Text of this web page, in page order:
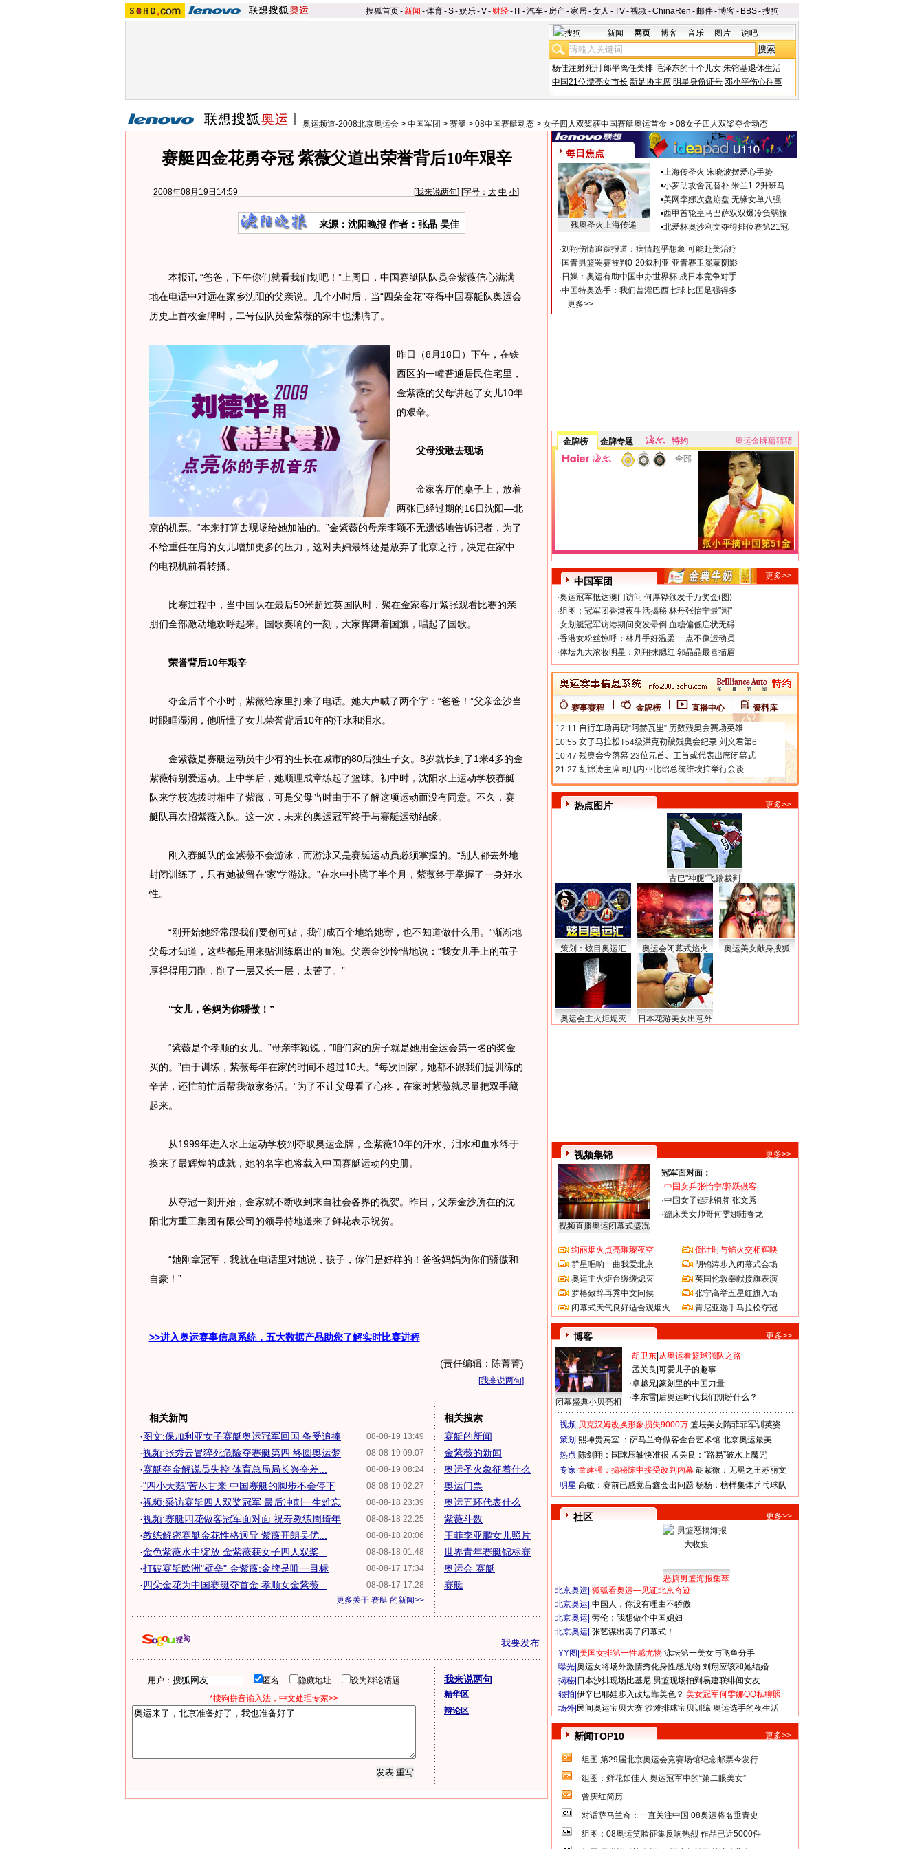
搜狐首页-新闻 -体育-S-娱乐-V- 财经- IT-汽车- 房产-家居-女人 -TV-视频-ChinaRen -邮件-博客- BBS-搜狗
新闻 网页 博客 音乐 图片 说吧
杨佳注射死刑 郎平离任美排 毛泽东的十个儿女 朱镕基退休生活
中国21位漂亮女市长 新足协主席 明星身份证号 邓小平伤心往事
奥运频道-2008北京奥运会 > 中国军团 > 赛艇 > 08中国赛艇动态 > 女子四人双桨获中国赛艇奥运首金 > 08女子四人双桨夺金动态
赛艇四金花勇夺冠 紫薇父道出荣誉背后10年艰辛
2008年08月19日14:59 [我来说两句] [字号： 大 中 小]
来源：沈阳晚报 作者：张晶 吴佳
本报讯 “爸爸，下午你们就看我们划吧！”上周日，中国赛艇队队员金紫薇信心满满
地在电话中对远在家乡沈阳的父亲说。几个小时后，当“四朵金花”夺得中国赛艇队奥运会
历史上首枚金牌时，二号位队员金紫薇的家中也沸腾了。
昨日（8月18日）下午，在铁
西区的一幢普通居民住宅里，
金紫薇的父母讲起了女儿10年
的艰辛。
父母没敢去现场
金家客厅的桌子上，放着
两张已经过期的16日沈阳—北
京的机票。“本来打算去现场给她加油的。”金紫薇的母亲李颖不无遗憾地告诉记者，为了
不给重任在肩的女儿增加更多的压力，这对夫妇最终还是放弃了北京之行，决定在家中
的电视机前看转播。
比赛过程中，当中国队在最后50米超过英国队时，聚在金家客厅紧张观看比赛的亲
朋们全部激动地欢呼起来。国歌奏响的一刻，大家挥舞着国旗，唱起了国歌。
荣誉背后10年艰辛
夺金后半个小时，紫薇给家里打来了电话。她大声喊了两个字：“爸爸！”父亲金沙当
时眼眶湿润，他听懂了女儿荣誉背后10年的汗水和泪水。
金紫薇是赛艇运动员中少有的生长在城市的80后独生子女。8岁就长到了1米4多的金
紫薇特别爱运动。上中学后，她顺理成章练起了篮球。初中时，沈阳水上运动学校赛艇
队来学校选拔时相中了紫薇，可是父母当时由于不了解这项运动而没有同意。不久，赛
艇队再次招紫薇入队。这一次，未来的奥运冠军终于与赛艇运动结缘。
刚入赛艇队的金紫薇不会游泳，而游泳又是赛艇运动员必须掌握的。“别人都去外地
封闭训练了，只有她被留在‘家’学游泳。”在水中扑腾了半个月，紫薇终于掌握了一身好水
性。
“刚开始她经常跟我们要创可贴，我们成百个地给她寄，也不知道做什么用。”渐渐地
父母才知道，这些都是用来贴训练磨出的血泡。父亲金沙怜惜地说：“我女儿手上的茧子
厚得得用刀削，削了一层又长一层，太苦了。”
“女儿，爸妈为你骄傲！”
“紫薇是个孝顺的女儿。”母亲李颖说，“咱们家的房子就是她用全运会第一名的奖金
买的。”由于训练，紫薇每年在家的时间不超过10天。“每次回家，她都不跟我们提训练的
辛苦，还忙前忙后帮我做家务活。”为了不让父母看了心疼，在家时紫薇就尽量把双手藏
起来。
从1999年进入水上运动学校到夺取奥运金牌，金紫薇10年的汗水、泪水和血水终于
换来了最辉煌的成就，她的名字也将载入中国赛艇运动的史册。
从夺冠一刻开始，金家就不断收到来自社会各界的祝贺。昨日，父亲金沙所在的沈
阳北方重工集团有限公司的领导特地送来了鲜花表示祝贺。
“她刚拿冠军，我就在电话里对她说，孩子，你们是好样的！爸爸妈妈为你们骄傲和
自豪！”
>>进入奥运赛事信息系统，五大数据产品助您了解实时比赛进程
(责任编辑：陈菁菁)
[我来说两句]
相关新闻
08-08-19 13:49
·图文:保加利亚女子赛艇奥运冠军回国 备受追捧
08-08-19 09:07
·视频:张秀云冒猝死危险夺赛艇第四 终圆奥运梦
08-08-19 08:24
·赛艇夺金解说员失控 体育总局局长兴奋差...
08-08-19 02:27
·"四小天鹅"苦尽甘来 中国赛艇的脚步不会停下
08-08-18 23:39
·视频:采访赛艇四人双桨冠军 最后冲刺一生难忘
08-08-18 22:25
·视频:赛艇四花做客冠军面对面 祝寿教练周琦年
08-08-18 20:06
·教练解密赛艇金花性格迥异 紫薇开朗吴优...
08-08-18 01:48
·金色紫薇水中绽放 金紫薇获女子四人双桨...
08-08-17 17:34
·打破赛艇欧洲"壁垒" 金紫薇:金牌是唯一目标
08-08-17 17:28
·四朵金花为中国赛艇夺首金 孝顺女金紫薇...
更多关于 赛艇 的新闻>>
相关搜索
赛艇的新闻
金紫薇的新闻
奥运圣火象征着什么
奥运门票
奥运五环代表什么
紫薇斗数
王菲李亚鹏女儿照片
世界青年赛艇锦标赛
奥运会 赛艇
赛艇
我要发布
用户： 匿名 隐藏地址
设为辩论话题
*搜狗拼音输入法，中文处理专家>>
我来说两句
精华区
辩论区
每日焦点
残奥圣火上海传递
•上海传圣火 宋晓波摆爱心手势
•小罗助攻舍瓦替补 米兰1-2升班马
•美网李娜次盘崩盘 无缘女单八强
•西甲首轮皇马巴萨双双爆冷负弱旅
•北爱杯奥沙利文夺得排位赛第21冠
·刘翔伤情追踪报道：病情超乎想象 可能赴美治疗
· 国青男篮罢赛被判0-20叙利亚 亚青赛卫冕蒙阴影
· 日媒：奥运有助中国申办世界杯 成日本竞争对手
·中国特奥选手：我们曾灌巴西七球 比国足强得多
更多>>
金牌榜 金牌专题 特约
奥运金牌猜猜猜
全部
中国军团
更多>>
·奥运冠军抵达澳门访问 何厚铧颁发千万奖金(图)
·组图：冠军团香港夜生活揭秘 林丹张怡宁最"潮"
·女划艇冠军访港期间突发晕倒 血糖偏低症状无碍
·香港女粉丝惊呼：林丹手好温柔 一点不像运动员
·体坛九大浓妆明星：刘翔抹腮红 郭晶晶最喜描眉
赛事赛程 金牌榜 直播中心 资料库
热点图片 更多>>
古巴"神腿"飞踹裁判
策划：炫目奥运汇 奥运会闭幕式焰火 奥运美女献身搜狐
奥运会主火炬熄灭 日本花游美女出意外
视频集锦 更多>>
视频直播奥运闭幕式盛况
冠军面对面：
·中国女乒张怡宁/郭跃做客
·中国女子链球铜牌 张文秀
·蹦床美女帅哥何雯娜陆春龙
绚丽烟火点亮璀璨夜空
群星唱响一曲我爱北京
奥运主火炬台缓缓熄灭
罗格致辞再秀中文问候
闭幕式天气良好适合观烟火
倒计时与焰火交相辉映
胡锦涛步入闭幕式会场
英国伦敦奉献接旗表演
张宁高举五星红旗入场
肯尼亚选手马拉松夺冠
博客 更多>>
闭幕盛典小贝亮相
·胡卫东 从奥运看篮球强队之路
·孟关良 可爱儿子的趣事
·卓越兄 篆刻里的中国力量
·李东雷 后奥运时代我们期盼什么？
视频| 贝克汉姆改换形象损失9000万 篮坛美女隋菲菲军训英姿
策划| 熙坤贵宾室 ：萨马兰奇做客金台艺术馆 北京奥运最美
热点| 陈剑翔：国球压轴快准很 孟关良：“路易”破水上魔咒
专家| 童建强：揭秘陈中接受改判内幕 胡紫微：无冕之王苏丽文
明星| 高敏：赛前已感觉吕鑫会出问题 杨杨：榜样集体乒乓球队
社区 更多>>
恶搞男篮海报集萃
北京奥运 狐狐看奥运—见证北京奇迹
北京奥运 中国人，你没有理由不骄傲
北京奥运 劳伦：我想做个中国媳妇
北京奥运 张艺谋出卖了闭幕式！
YY图| 美国女排第一性感尤物 泳坛第一美女与飞鱼分手
曝光| 奥运女将场外激情秀化身性感尤物 刘翔应该和她结婚
揭秘| 日本沙排现场比基尼 男篮现场拍到易建联绯闻女友
狠拍| 伊辛巴耶娃步入政坛靠美色？ 美女冠军何雯娜QQ私聊照
场外| 民间奥运宝贝大赛 沙滩排球宝贝训练 奥运选手的夜生活
新闻TOP10 更多>>
组图:第29届北京奥运会竞赛场馆纪念邮票今发行
组图：鲜花如佳人 奥运冠军中的“第二眼美女”
曾庆红简历
对话萨马兰奇：一直关注中国 08奥运将名垂青史
组图：08奥运笑脸征集反响热烈 作品已近5000件